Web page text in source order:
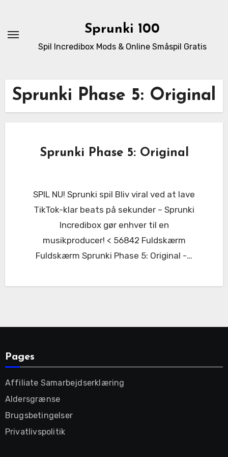
content
Sprunki 100
Spil Incredibox Mods & Online Småspil Gratis
Sprunki Phase 5: Original
Sprunki Phase 5: Original
SPIL NU! Sprunki spil Bliv viral ved at lave
TikTok-klar beats på sekunder – Sprunki
Incredibox gør enhver til en
musikproducer! < 56842 Fuldskærm
Fuldskærm Sprunki Phase 5: Original -…
Pages
Affiliate Samarbejdserklæring
Aldersgrænse
Brugsbetingelser
Privatlivspolitik